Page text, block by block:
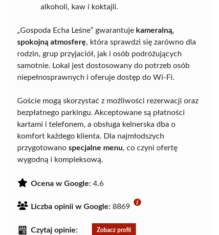
alkoholi, kaw i koktajli.
„Gospoda Echa Leśne” gwarantuje kameralną,
spokojną atmosferę, która sprawdzi się zarówno dla
rodzin, grup przyjaciół, jak i osób podróżujących
samotnie. Lokal jest dostosowany do potrzeb osób
niepełnosprawnych i oferuje dostęp do Wi-Fi.
Goście mogą skorzystać z możliwości rezerwacji oraz
bezpłatnego parkingu. Akceptowane są płatności
kartami i telefonem, a obsługa kelnerska dba o
komfort każdego klienta. Dla najmłodszych
przygotowano specjalne menu, co czyni ofertę
wygodną i kompleksową.
Ocena w Google: 4.6
Liczba opinii w Google: 8869
Czytaj opinie: Zobacz profil